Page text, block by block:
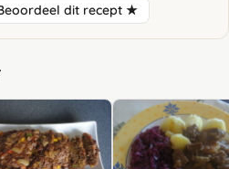
dit recept ★